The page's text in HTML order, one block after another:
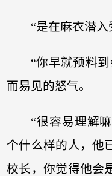
“是在麻衣潜
“你早就预料
而易见的怒气。
“很容易理解
个什么样的人，他
校长，你觉得他会